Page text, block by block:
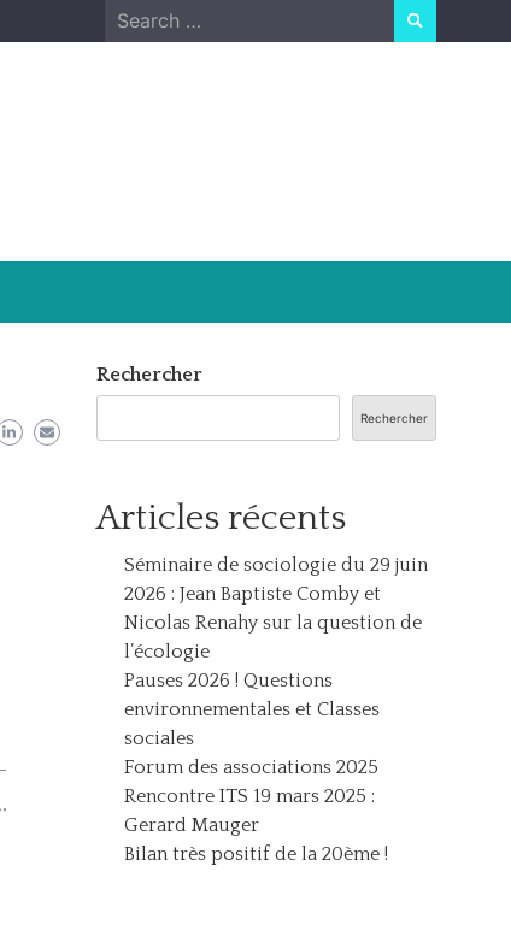
Search
for:
Rechercher
Rechercher
Articles récents
Séminaire de sociologie du 29 juin
2026 : Jean Baptiste Comby et
Nicolas Renahy sur la question de
l’écologie
Pauses 2026 ! Questions
environnementales et Classes
sociales
Forum des associations 2025
Rencontre ITS 19 mars 2025 :
Gerard Mauger
Bilan très positif de la 20ème !